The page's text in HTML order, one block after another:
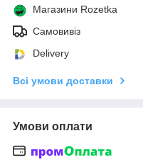
Магазини Rozetka
Самовивіз
Delivery
Всі умови доставки
Умови оплати